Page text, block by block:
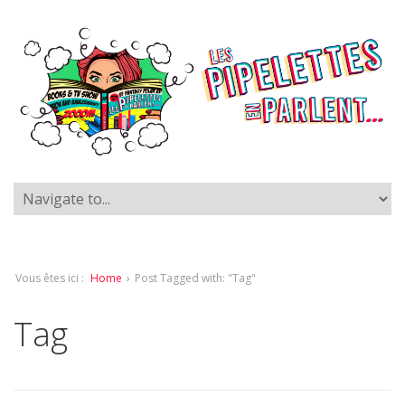
Vous êtes ici : Home › Post Tagged with: "Tag"
Tag